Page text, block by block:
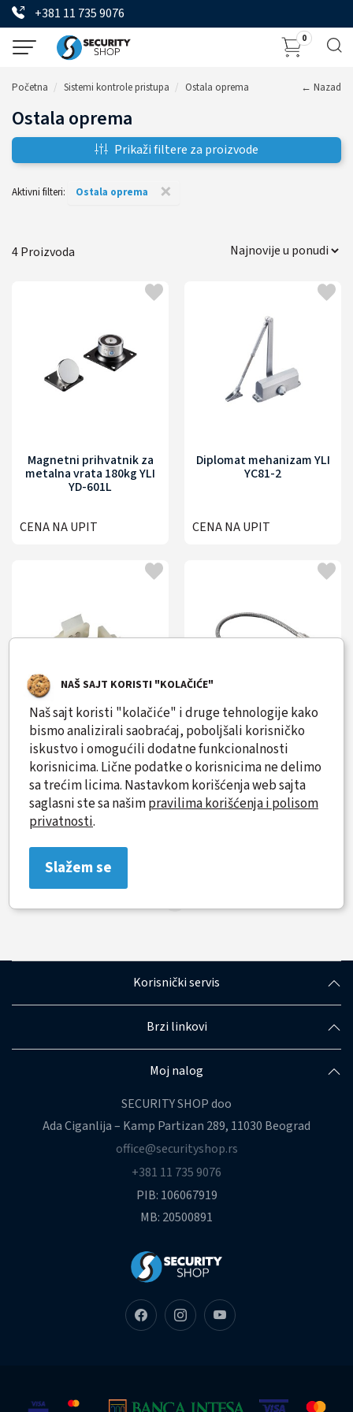
+381 11 735 9076
0
Početna Sistemi kontrole pristupa Ostala oprema ← Nazad
Ostala oprema
Prikaži filtere za proizvode
Aktivni filteri: ×
Ostala oprema
4
Magnetni prihvatnik za
metalna vrata 180kg YLI
YD-601L
CENA NA UPIT
Diplomat mehanizam YLI
YC81-2
CENA NA UPIT
Detektor kontaktni
tappet nemagnetni YLI
DLK-404
CENA NA UPIT
Metalni bužir za vrata YLI
DLK-403A
CENA NA UPIT
Korisnički servis
Brzi linkovi
Moj nalog
SECURITY SHOP doo
Ada Ciganlija – Kamp Partizan 289, 11030 Beograd
office@securityshop.rs
+381 11 735 9076
PIB: 106067919
MB: 20500891
NAŠ SAJT KORISTI "KOLAČIĆE"
Naš sajt koristi "kolačiće" i druge tehnologije kako
bismo analizirali saobraćaj, poboljšali korisničko
iskustvo i omogućili dodatne funkcionalnosti
korisnicima. Lične podatke o korisnicima ne delimo
sa trećim licima. Nastavkom korišćenja web sajta
saglasni ste sa našimpravilima korišćenja i polisom
privatnosti.
Slažem se